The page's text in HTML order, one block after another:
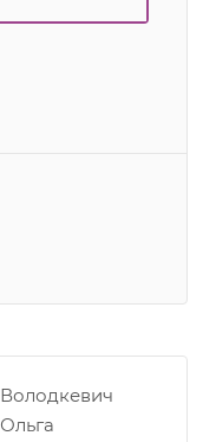
Володкевич
Ольга